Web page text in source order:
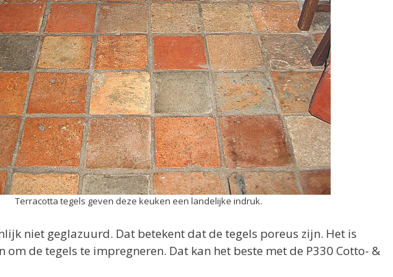
Terracotta tegels geven deze keuken een landelijke indruk.
niet geglazuurd. Dat betekent dat de tegels poreus zijn. Het is
om de tegels te impregneren. Dat kan het beste met de P330 Cotto- &